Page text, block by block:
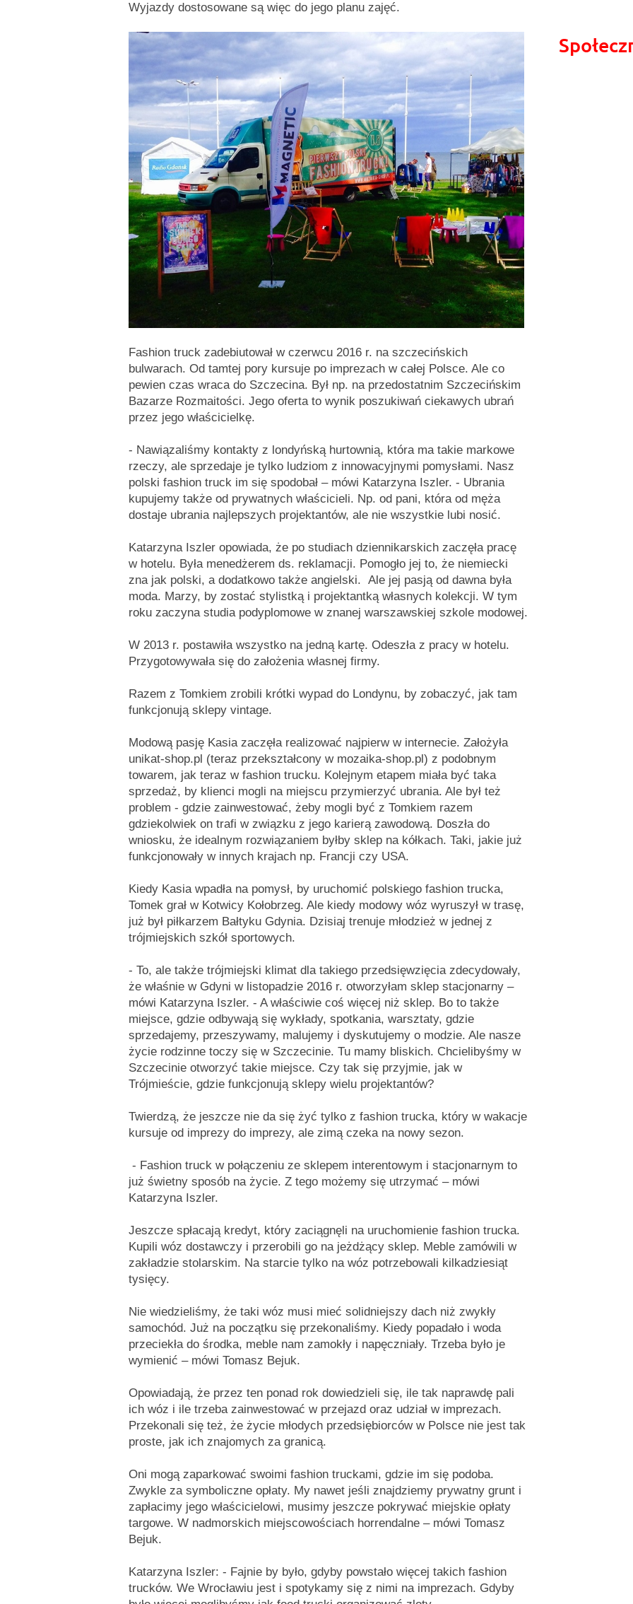
Wyjazdy dostosowane są więc do jego planu zajęć.
Fashion truck zadebiutował w czerwcu 2016 r. na szczecińskich
bulwarach. Od tamtej pory kursuje po imprezach w całej Polsce. Ale co
pewien czas wraca do Szczecina. Był np. na przedostatnim Szczecińskim
Bazarze Rozmaitości. Jego oferta to wynik poszukiwań ciekawych ubrań
przez jego właścicielkę.
- Nawiązaliśmy kontakty z londyńską hurtownią, która ma takie markowe
rzeczy, ale sprzedaje je tylko ludziom z innowacyjnymi pomysłami. Nasz
polski fashion truck im się spodobał – mówi Katarzyna Iszler. - Ubrania
kupujemy także od prywatnych właścicieli. Np. od pani, która od męża
dostaje ubrania najlepszych projektantów, ale nie wszystkie lubi nosić.
Katarzyna Iszler opowiada, że po studiach dziennikarskich zaczęła pracę
w hotelu. Była menedżerem ds. reklamacji. Pomogło jej to, że niemiecki
zna jak polski, a dodatkowo także angielski. Ale jej pasją od dawna była
moda. Marzy, by zostać stylistką i projektantką własnych kolekcji. W tym
roku zaczyna studia podyplomowe w znanej warszawskiej szkole modowej.
W 2013 r. postawiła wszystko na jedną kartę. Odeszła z pracy w hotelu.
Przygotowywała się do założenia własnej firmy.
Razem z Tomkiem zrobili krótki wypad do Londynu, by zobaczyć, jak tam
funkcjonują sklepy vintage.
Modową pasję Kasia zaczęła realizować najpierw w internecie. Założyła
unikat-shop.pl (teraz przekształcony w mozaika-shop.pl) z podobnym
towarem, jak teraz w fashion trucku. Kolejnym etapem miała być taka
sprzedaż, by klienci mogli na miejscu przymierzyć ubrania. Ale był też
problem - gdzie zainwestować, żeby mogli być z Tomkiem razem
gdziekolwiek on trafi w związku z jego karierą zawodową. Doszła do
wniosku, że idealnym rozwiązaniem byłby sklep na kółkach. Taki, jakie już
funkcjonowały w innych krajach np. Francji czy USA.
Kiedy Kasia wpadła na pomysł, by uruchomić polskiego fashion trucka,
Tomek grał w Kotwicy Kołobrzeg. Ale kiedy modowy wóz wyruszył w trasę,
już był piłkarzem Bałtyku Gdynia. Dzisiaj trenuje młodzież w jednej z
trójmiejskich szkół sportowych.
- To, ale także trójmiejski klimat dla takiego przedsięwzięcia zdecydowały,
że właśnie w Gdyni w listopadzie 2016 r. otworzyłam sklep stacjonarny –
mówi Katarzyna Iszler. - A właściwie coś więcej niż sklep. Bo to także
miejsce, gdzie odbywają się wykłady, spotkania, warsztaty, gdzie
sprzedajemy, przeszywamy, malujemy i dyskutujemy o modzie. Ale nasze
życie rodzinne toczy się w Szczecinie. Tu mamy bliskich. Chcielibyśmy w
Szczecinie otworzyć takie miejsce. Czy tak się przyjmie, jak w
Trójmieście, gdzie funkcjonują sklepy wielu projektantów?
Twierdzą, że jeszcze nie da się żyć tylko z fashion trucka, który w wakacje
kursuje od imprezy do imprezy, ale zimą czeka na nowy sezon.
- Fashion truck w połączeniu ze sklepem interentowym i stacjonarnym to
już świetny sposób na życie. Z tego możemy się utrzymać – mówi
Katarzyna Iszler.
Jeszcze spłacają kredyt, który zaciągnęli na uruchomienie fashion trucka.
Kupili wóz dostawczy i przerobili go na jeżdżący sklep. Meble zamówili w
zakładzie stolarskim. Na starcie tylko na wóz potrzebowali kilkadziesiąt
tysięcy.
Nie wiedzieliśmy, że taki wóz musi mieć solidniejszy dach niż zwykły
samochód. Już na początku się przekonaliśmy. Kiedy popadało i woda
przeciekła do środka, meble nam zamokły i napęczniały. Trzeba było je
wymienić – mówi Tomasz Bejuk.
Opowiadają, że przez ten ponad rok dowiedzieli się, ile tak naprawdę pali
ich wóz i ile trzeba zainwestować w przejazd oraz udział w imprezach.
Przekonali się też, że życie młodych przedsiębiorców w Polsce nie jest tak
proste, jak ich znajomych za granicą.
Oni mogą zaparkować swoimi fashion truckami, gdzie im się podoba.
Zwykle za symboliczne opłaty. My nawet jeśli znajdziemy prywatny grunt i
zapłacimy jego właścicielowi, musimy jeszcze pokrywać miejskie opłaty
targowe. W nadmorskich miejscowościach horrendalne – mówi Tomasz
Bejuk.
Katarzyna Iszler: - Fajnie by było, gdyby powstało więcej takich fashion
trucków. We Wrocławiu jest i spotykamy się z nimi na imprezach. Gdyby